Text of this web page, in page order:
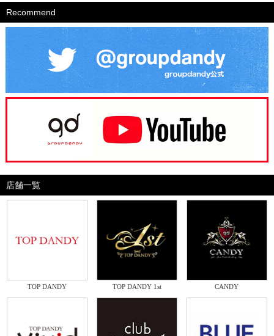
Recommend
店舗一覧
TOP DANDY TOP DANDY 1st CANDY